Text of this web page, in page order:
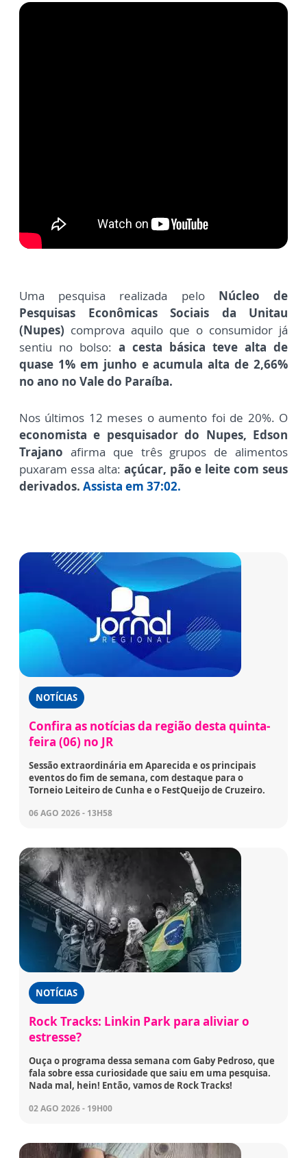
Uma pesquisa realizada pelo Núcleo de
Pesquisas Econômicas Sociais da Unitau
(Nupes) comprova aquilo que o consumidor já
sentiu no bolso: a cesta básica teve alta de
quase 1% em junho e acumula alta de 2,66%
no ano no Vale do Paraíba.
Nos últimos 12 meses o aumento foi de 20%. O
economista e pesquisador do Nupes, Edson
Trajano afirma que três grupos de alimentos
puxaram essa alta: açúcar, pão e leite com seus
derivados. Assista em 37:02.
NOTÍCIAS
Confira as notícias da região desta quinta-
feira (06) no JR
Sessão extraordinária em Aparecida e os principais
eventos do fim de semana, com destaque para o
Torneio Leiteiro de Cunha e o FestQueijo de Cruzeiro.
06 AGO 2026 - 13H58
NOTÍCIAS
Rock Tracks: Linkin Park para aliviar o
estresse?
Ouça o programa dessa semana com Gaby Pedroso, que
fala sobre essa curiosidade que saiu em uma pesquisa.
Nada mal, hein! Então, vamos de Rock Tracks!
02 AGO 2026 - 19H00